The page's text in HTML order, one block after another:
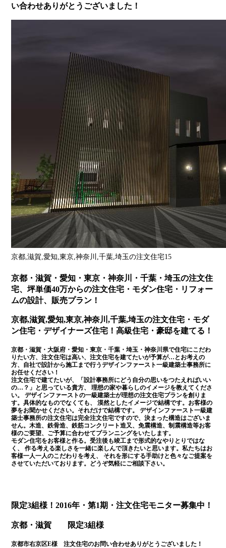
い合わせありがとうございました！
京都,滋賀,愛知,東京,神奈川,千葉,埼玉の注文住宅15
京都・滋賀・愛知・東京・神奈川・千葉・埼玉の注文住
宅、坪単価40万からの注文住宅・モダン住宅・リフォー
ムの設計、販売プラン！
京都,滋賀,愛知,東京,神奈川,千葉,埼玉の注文住宅・モダ
ン住宅・デザイナーズ住宅！高級住宅・豪邸を建てる！
京都・滋賀・大阪府・愛知・東京・千葉・埼玉・神奈川県で住宅にこだわ
りたい方、注文住宅は高い、注文住宅を建てたいが予算が…とお考えの
方、自社で設計から施工まで行うデザインファースト一級建築士事務所に
お任せください！
注文住宅で建てたいが、「設計事務所にどう自分の思いをつたえればいい
の…？」と思っている貴方、 理想の家や暮らしのイメージを教えてくださ
い。 デザインファーストの一級建築士が理想の注文住宅プランを創りま
す。具体的なものでなくても、 漠然としたイメージで結構です。お客様の
夢をお聞かせください。それだけで結構です。 デザインファースト一級建
築士事務所の注文住宅は完全注文住宅ですので、決まった構造はございま
せん。木造、鉄骨造、鉄筋コンクリート造又、免震構造、制震構造等お客
様のご要望、ご予算に合わせてプランニングをいたします。
モダン住宅をお客様と作る。受注後も竣工まで形式的なやりとりではな
く、 作る考える楽しさを一緒に楽しんで頂きたいと思います。私たちはお
客様一人一人のこだわりを考え、 それを形にする手助けと色々なご提案を
させていただいております。どうぞ気軽にご相談下さい。
限定3組様！2016年・第1期・注文住宅モニター募集中！
京都・滋賀 限定3組様
京都市右京区E様 注文住宅のお問い合わせありがとうございました！